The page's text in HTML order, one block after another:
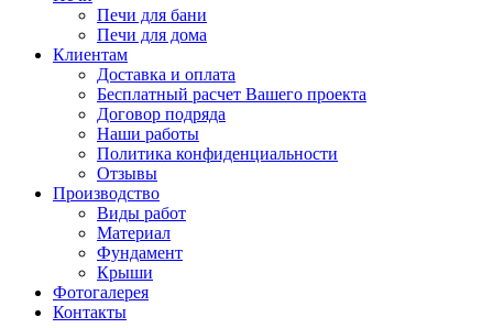
Печи для бани
Печи для дома
Клиентам
Доставка и оплата
Бесплатный расчет Вашего проекта
Договор подряда
Наши работы
Политика конфиденциальности
Отзывы
Производство
Виды работ
Материал
Фундамент
Крыши
Фотогалерея
Контакты